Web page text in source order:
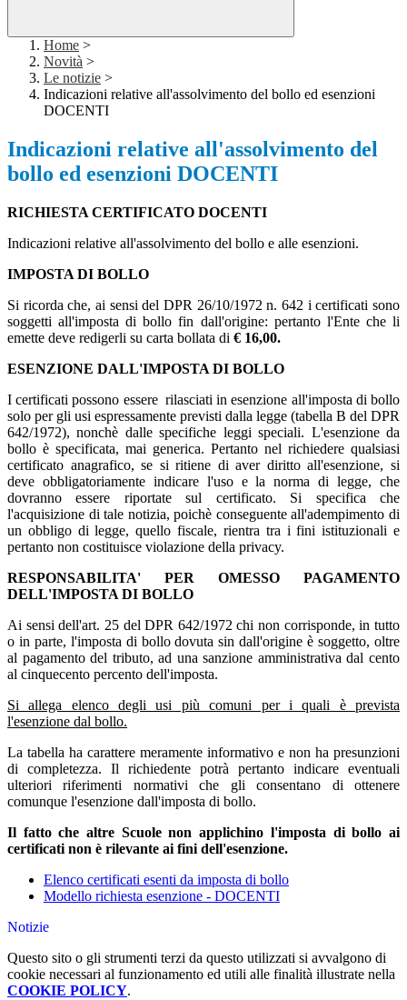
Home >
Novità >
Le notizie >
Indicazioni relative all'assolvimento del bollo ed esenzioni
DOCENTI
Indicazioni relative all'assolvimento del
bollo ed esenzioni DOCENTI
RICHIESTA CERTIFICATO DOCENTI
Indicazioni relative all'assolvimento del bollo e alle esenzioni.
IMPOSTA DI BOLLO
Si ricorda che, ai sensi del DPR 26/10/1972 n. 642 i certificati sono
soggetti all'imposta di bollo fin dall'origine: pertanto l'Ente che li
emette deve redigerli su carta bollata di € 16,00.
ESENZIONE DALL'IMPOSTA DI BOLLO
I certificati possono essere rilasciati in esenzione all'imposta di bollo
solo per gli usi espressamente previsti dalla legge (tabella B del DPR
642/1972), nonchè dalle specifiche leggi speciali. L'esenzione da
bollo è specificata, mai generica. Pertanto nel richiedere qualsiasi
certificato anagrafico, se si ritiene di aver diritto all'esenzione, si
deve obbligatoriamente indicare l'uso e la norma di legge, che
dovranno essere riportate sul certificato. Si specifica che
l'acquisizione di tale notizia, poichè conseguente all'adempimento di
un obbligo di legge, quello fiscale, rientra tra i fini istituzionali e
pertanto non costituisce violazione della privacy.
RESPONSABILITA' PER OMESSO PAGAMENTO
DELL'IMPOSTA DI BOLLO
Ai sensi dell'art. 25 del DPR 642/1972 chi non corrisponde, in tutto
o in parte, l'imposta di bollo dovuta sin dall'origine è soggetto, oltre
al pagamento del tributo, ad una sanzione amministrativa dal cento
al cinquecento percento dell'imposta.
Si allega elenco degli usi più comuni per i quali è prevista
l'esenzione dal bollo.
La tabella ha carattere meramente informativo e non ha presunzioni
di completezza. Il richiedente potrà pertanto indicare eventuali
ulteriori riferimenti normativi che gli consentano di ottenere
comunque l'esenzione dall'imposta di bollo.
Il fatto che altre Scuole non applichino l'imposta di bollo ai
certificati non è rilevante ai fini dell'esenzione.
Elenco certificati esenti da imposta di bollo
Modello richiesta esenzione - DOCENTI
Notizie
Questo sito o gli strumenti terzi da questo utilizzati si avvalgono di
cookie necessari al funzionamento ed utili alle finalità illustrate nella
COOKIE POLICY.